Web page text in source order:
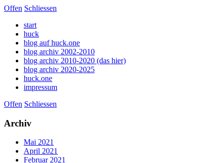
Offen Schliessen
start
huck
blog auf huck.one
blog archiv 2002-2010
blog archiv 2010-2020 (das hier)
blog archiv 2020-2025
huck.one
impressum
Offen Schliessen
Archiv
Mai 2021
April 2021
Februar 2021